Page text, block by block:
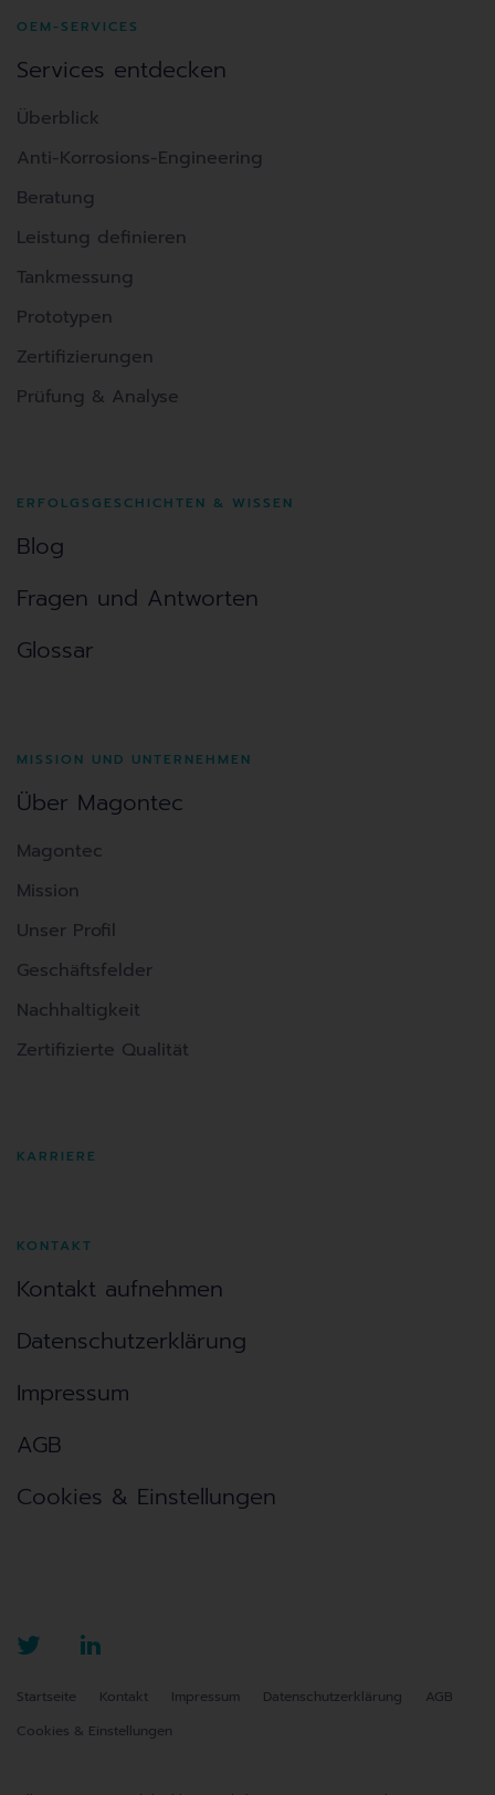
OEM-SERVICES
Services entdecken
Überblick
Anti-Korrosions-Engineering
Beratung
Leistung definieren
Tankmessung
Prototypen
Zertifizierungen
Prüfung & Analyse
ERFOLGSGESCHICHTEN & WISSEN
Blog
Fragen und Antworten
Glossar
MISSION UND UNTERNEHMEN
Über Magontec
Magontec
Mission
Unser Profil
Geschäftsfelder
Nachhaltigkeit
Zertifizierte Qualität
KARRIERE
KONTAKT
Kontakt aufnehmen
Datenschutzerklärung
Impressum
AGB
Cookies & Einstellungen
Startseite Kontakt Impressum Datenschutzerklärung
AGB
Cookies & Einstellungen